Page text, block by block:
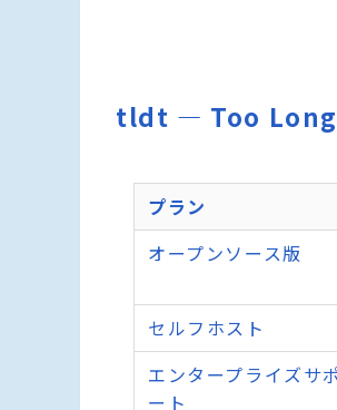
tldt — Too Long,
プラン
オープンソース版
セルフホスト
エンタープライズサ
ート